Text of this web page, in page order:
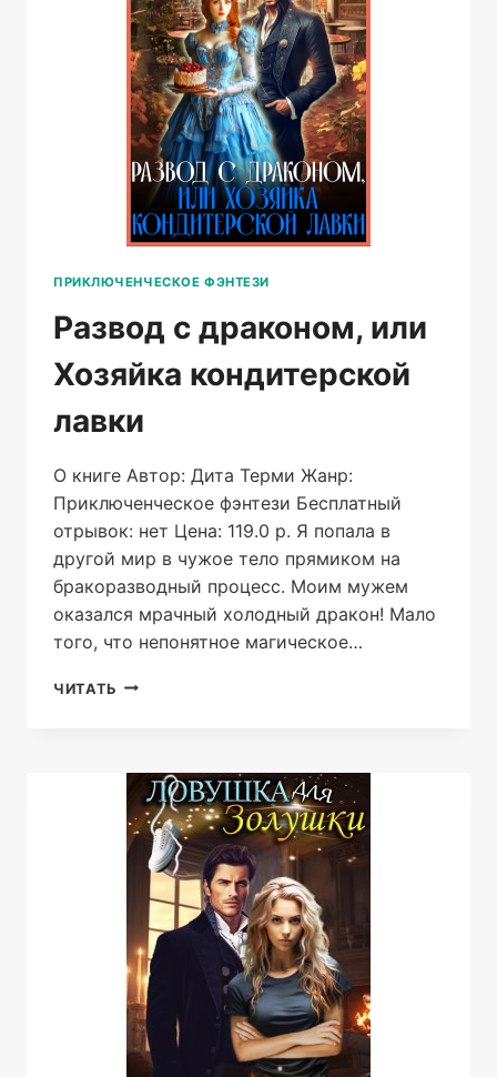
ПРИКЛЮЧЕНЧЕСКОЕ ФЭНТЕЗИ
Развод с драконом, или
Хозяйка кондитерской
лавки
О книге Автор: Дита Терми Жанр:
Приключенческое фэнтези Бесплатный
отрывок: нет Цена: 119.0 р. Я попала в
другой мир в чужое тело прямиком на
бракоразводный процесс. Моим мужем
оказался мрачный холодный дракон! Мало
того, что непонятное магическое…
ЧИТАТЬ РАЗВОД
ХОЗЯЙКА
КОНДИТЕРСКОЙ
ЛАВКИ